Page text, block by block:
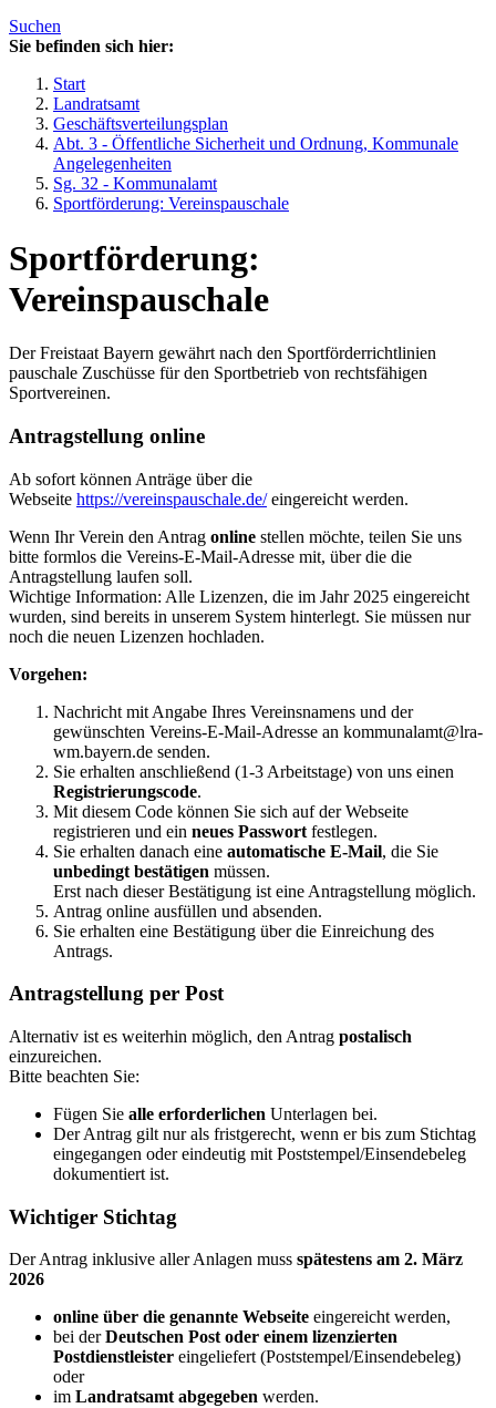
Suchen
Sie befinden sich hier:
Start
Landratsamt
Geschäftsverteilungsplan
Abt. 3 - Öffentliche Sicherheit und Ordnung, Kommunale
Angelegenheiten
Sg. 32 - Kommunalamt
Sportförderung: Vereinspauschale
Sportförderung:
Vereinspauschale
Der Freistaat Bayern gewährt nach den Sportförderrichtlinien
pauschale Zuschüsse für den Sportbetrieb von rechtsfähigen
Sportvereinen.
Antragstellung online
Ab sofort können Anträge über die
Webseite https://vereinspauschale.de/eingereicht werden.
Wenn Ihr Verein den Antrag online stellen möchte, teilen Sie uns
bitte formlos die Vereins-E-Mail-Adresse mit, über die die
Antragstellung laufen soll.
Wichtige Information: Alle Lizenzen, die im Jahr 2025 eingereicht
wurden, sind bereits in unserem System hinterlegt. Sie müssen nur
noch die neuen Lizenzen hochladen.
Vorgehen:
Nachricht mit Angabe Ihres Vereinsnamens und der
gewünschten Vereins-E-Mail-Adresse an kommunalamt@lra-
wm.bayern.de senden.
Sie erhalten anschließend (1-3 Arbeitstage) von uns einen
Registrierungscode.
Mit diesem Code können Sie sich auf der Webseite
registrieren und ein neues Passwort festlegen.
Sie erhalten danach eine automatische E-Mail, die Sie
unbedingt bestätigen müssen.
Erst nach dieser Bestätigung ist eine Antragstellung möglich.
Antrag online ausfüllen und absenden.
Sie erhalten eine Bestätigung über die Einreichung des
Antrags.
Antragstellung per Post
Alternativ ist es weiterhin möglich, den Antrag postalisch
einzureichen.
Bitte beachten Sie:
Fügen Sie alle erforderlichen Unterlagen bei.
Der Antrag gilt nur als fristgerecht, wenn er bis zum Stichtag
eingegangen oder eindeutig mit Poststempel/Einsendebeleg
dokumentiert ist.
Wichtiger Stichtag
Der Antrag inklusive aller Anlagen muss spätestens am 2. März
2026
online über die genannte Webseite eingereicht werden,
bei derDeutschen Post oder einem lizenzierten
Postdienstleister eingeliefert (Poststempel/Einsendebeleg)
oder
im Landratsamt abgegeben werden.